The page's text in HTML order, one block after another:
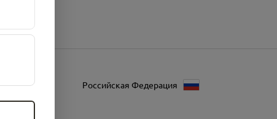
Российская Федерация